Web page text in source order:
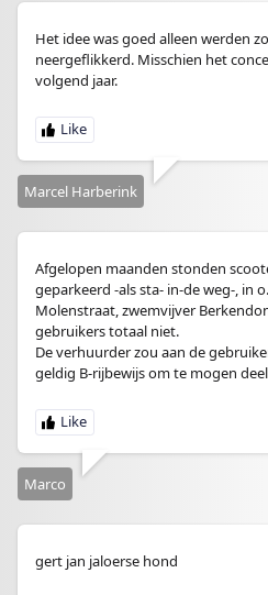
Het idee was goed alleen werden
neergeflikkerd. Misschien het
volgend jaar.
Marcel Harberink
Afgelopen maanden stonden
geparkeerd -als sta- in-de weg-, in
Molenstraat, zwemvijver
gebruikers totaal niet.
De verhuurder zou aan de
geldig B-rijbewijs om te mogen
Marco
gert jan jaloerse hond